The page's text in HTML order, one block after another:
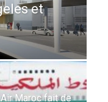
et au sol